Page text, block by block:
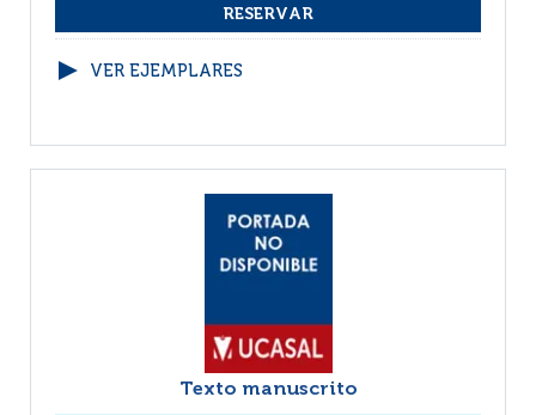
VER EJEMPLARES
Texto manuscrito